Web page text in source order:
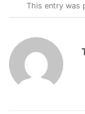
This entry was